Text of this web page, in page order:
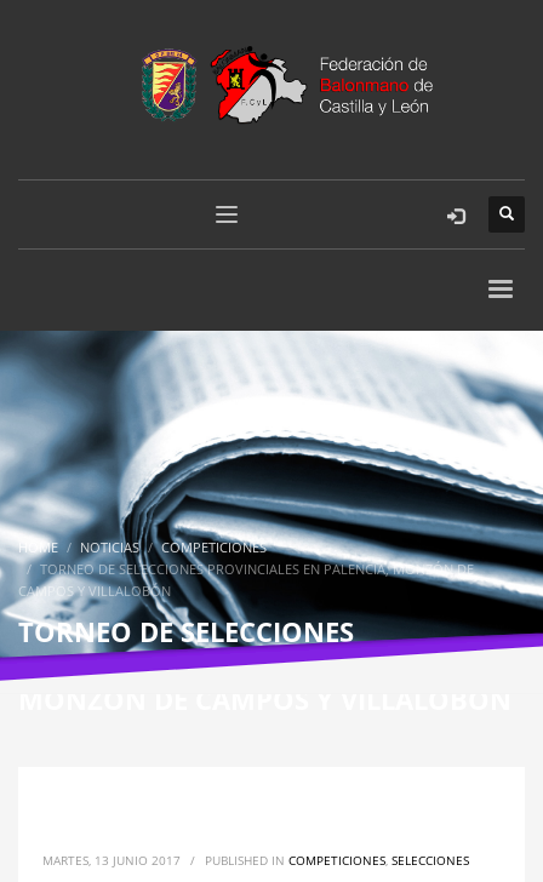
HOME NOTICIAS
COMPETICIONES
TORNEO DE SELECCIONES PROVINCIALES EN PALENCIA, MONZÓN DE
CAMPOS Y VILLALOBÓN
TORNEO DE SELECCIONES
PROVINCIALES EN PALENCIA,
MARTES, 13 JUNIO 2017 / PUBLISHED IN COMPETICIONES SELECCIONES